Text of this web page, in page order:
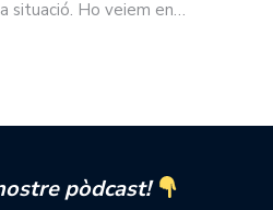
situació. Ho veiem en…
pòdcast!